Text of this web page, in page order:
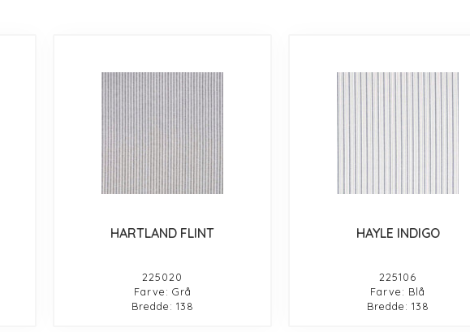
HARTLAND FLINT
225020
Farve: Grå
Bredde: 138
HAYLE INDIGO
225106
Farve: Blå
Bredde: 138